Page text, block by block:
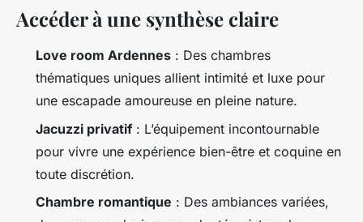
Accéder à une synthèse claire
Love room Ardennes : Des chambres
thématiques uniques allient intimité et luxe pour
une escapade amoureuse en pleine nature.
Jacuzzi privatif : L’équipement incontournable
pour vivre une expérience bien-être et coquine en
toute discrétion.
Chambre romantique : Des ambiances variées,